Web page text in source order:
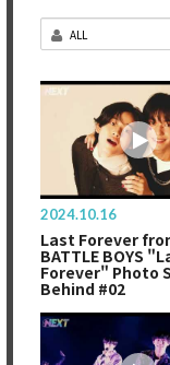
2024.10.16
Last Forever
BATTLE BOYS
Forever" Photo
Behind #02